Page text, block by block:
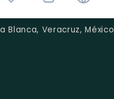
Blanca, Veracruz, México